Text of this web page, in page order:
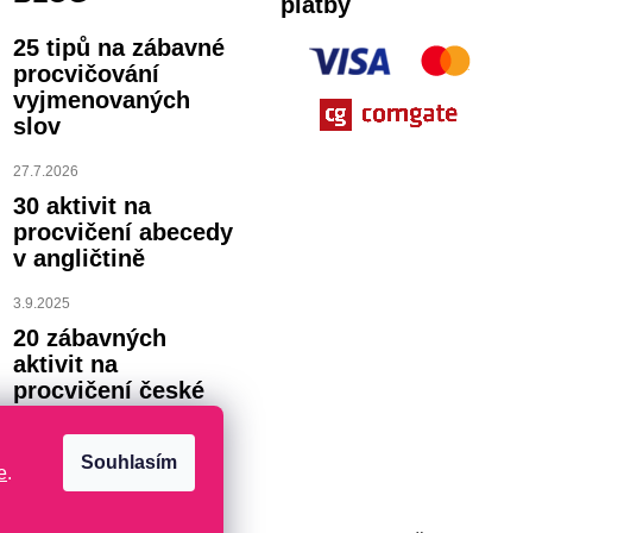
.
Souhlasím
25 tipů na zábavné
procvičování
vyjmenovaných
slov
27.7.2026
30 aktivit na
procvičení abecedy
v angličtině
3.9.2025
20 zábavných
aktivit na
procvičení české